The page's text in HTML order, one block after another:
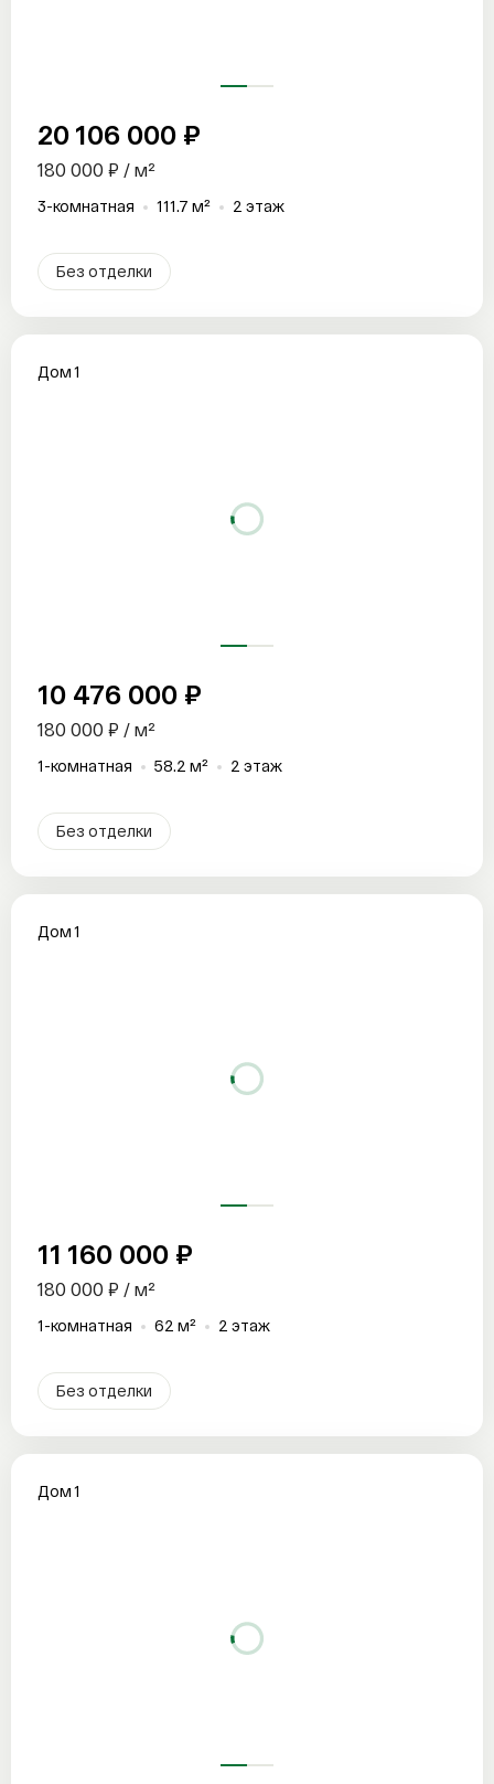
20 106 000 ₽
180 000 ₽ / м²
3-комнатная 111.7 м² 2 этаж
Без отделки
Дом 1
10 476 000 ₽
180 000 ₽ / м²
1-комнатная 58.2 м² 2 этаж
Без отделки
Дом 1
11 160 000 ₽
180 000 ₽ / м²
1-комнатная 62 м² 2 этаж
Без отделки
Дом 1